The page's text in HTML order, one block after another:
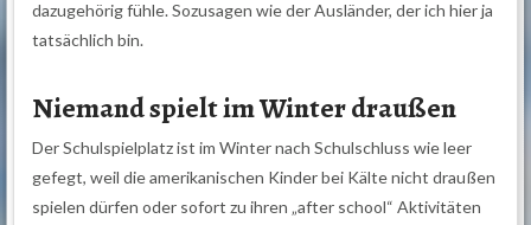
dazugehörig fühle. Sozusagen wie der Ausländer, der ich hier ja
tatsächlich bin.
Niemand spielt im Winter draußen
Der Schulspielplatz ist im Winter nach Schulschluss wie leer
gefegt, weil die amerikanischen Kinder bei Kälte nicht draußen
spielen dürfen oder sofort zu ihren „after school“ Aktivitäten